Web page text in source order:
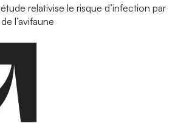
relativise le risque d’infection par
l’avifaune